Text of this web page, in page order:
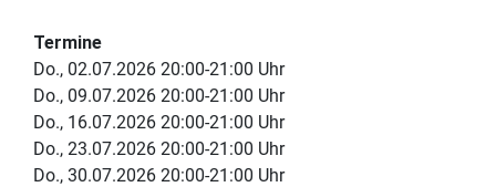
Termine
Do., 02.07.2026 20:00-21:00 Uhr
Do., 09.07.2026 20:00-21:00 Uhr
Do., 16.07.2026 20:00-21:00 Uhr
Do., 23.07.2026 20:00-21:00 Uhr
Do., 30.07.2026 20:00-21:00 Uhr